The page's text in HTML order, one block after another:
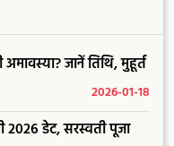
जानें तिथि, मुहूर्त
2026-01-18
डेट, सरस्वती पूजा